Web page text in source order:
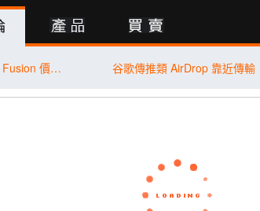
【米可促銷】Motorola Edge 60 Fusion 價格破盤！米可手機館限時 $8,490 (7/31~8/2) 谷歌傳推類 AirDrop 靠近傳輸